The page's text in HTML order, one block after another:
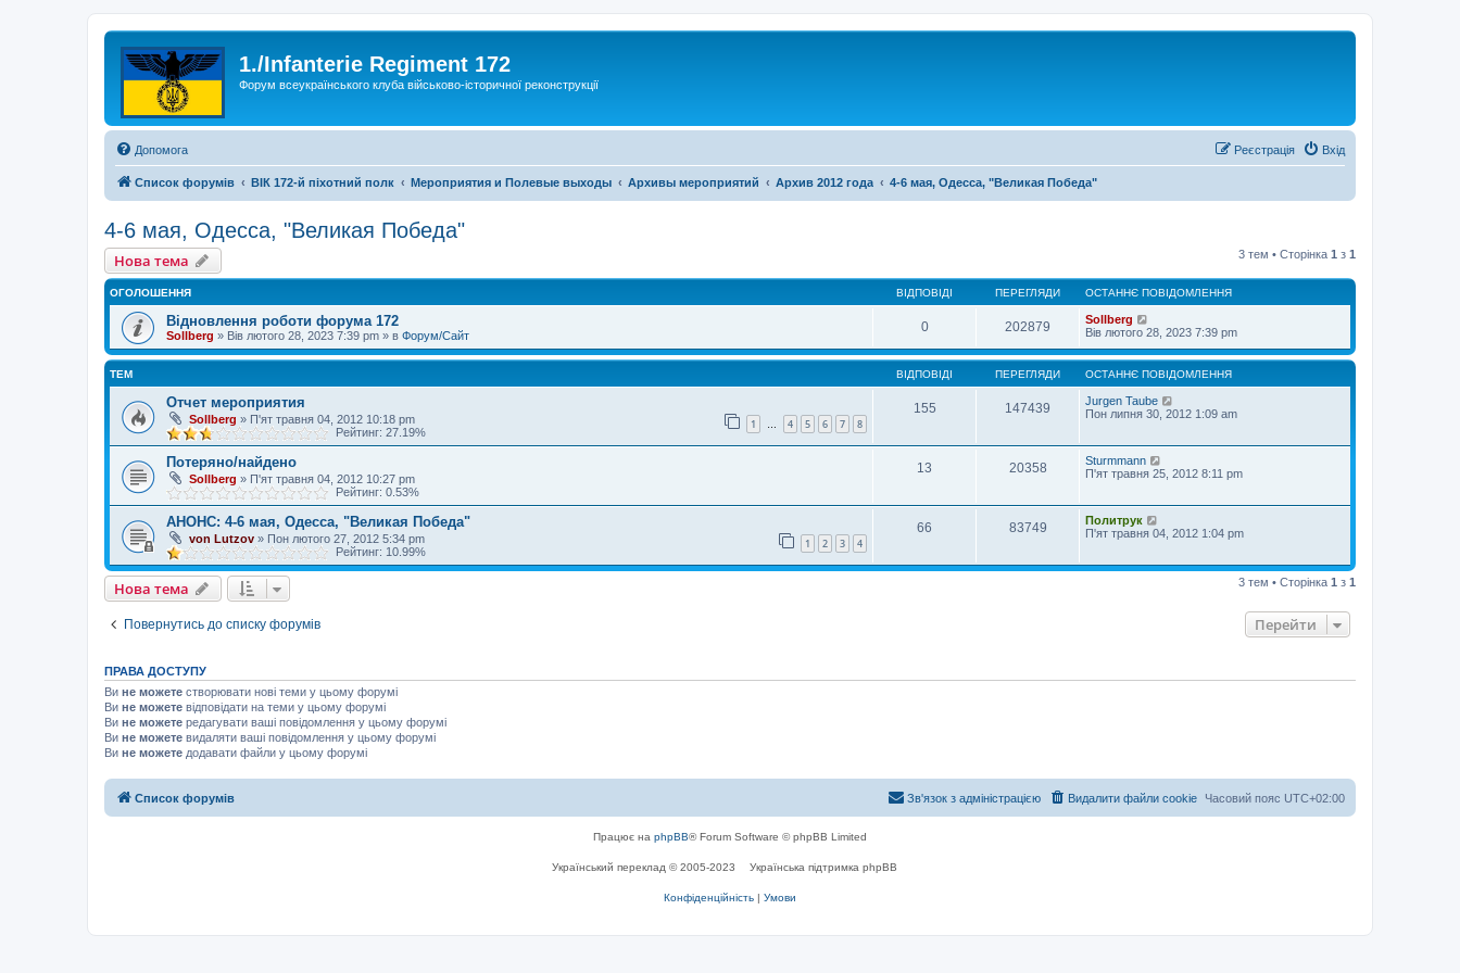
1./Infanterie Regiment 172
Форум всеукраїнського клуба військово-історичної реконструкції
Допомога Вхід
Реєстрація
Список форумів ВІК 172-й піхотний полк Мероприятия и Полевые выходы Архивы мероприятий Архив 2012 года 4-6 мая, Одесса, "Великая Победа"
4-6 мая, Одесса, "Великая Победа"
Нова тема 3 тем • Сторінка 1 з 1
ОГОЛОШЕННЯ ВІДПОВІДІ ПЕРЕГЛЯДИ ОСТАННЄ ПОВІДОМЛЕННЯ
Відновлення роботи форума 172
Sollberg » Вів лютого 28, 2023 7:39 pm » в Форум/Сайт
0 202879
Sollberg
Вів лютого 28, 2023 7:39 pm
ТЕМ ВІДПОВІДІ ПЕРЕГЛЯДИ ОСТАННЄ ПОВІДОМЛЕННЯ
Отчет мероприятия
Sollberg » П'ят травня 04, 2012 10:18 pm 1 … 4 5 6 7 8
Рейтинг: 27.19%
155 147439
Jurgen Taube
Пон липня 30, 2012 1:09 am
Потеряно/найдено
Sollberg » П'ят травня 04, 2012 10:27 pm
Рейтинг: 0.53%
13 20358
Sturmmann
П'ят травня 25, 2012 8:11 pm
АНОНС: 4-6 мая, Одесса, "Великая Победа"
von Lutzov » Пон лютого 27, 2012 5:34 pm 1 2 3 4
Рейтинг: 10.99%
66 83749
Политрук
П'ят травня 04, 2012 1:04 pm
Нова тема 3 тем • Сторінка 1 з 1
Повернутись до списку форумів Перейти
ПРАВА ДОСТУПУ
Ви не можете створювати нові теми у цьому форумі
Ви не можете відповідати на теми у цьому форумі
Ви не можете редагувати ваші повідомлення у цьому форумі
Ви не можете видаляти ваші повідомлення у цьому форумі
Ви не можете додавати файли у цьому форумі
Список форумів Часовий пояс UTC+02:00
Видалити файли cookie
Зв'язок з адміністрацією
Працює на phpBB® Forum Software © phpBB Limited
Український переклад © 2005-2023 Українська підтримка phpBB
Конфіденційність | Умови